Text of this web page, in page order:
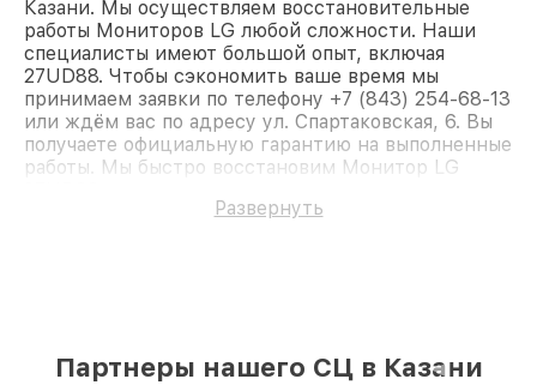
Казани. Мы осуществляем восстановительные
работы Мониторов LG любой сложности. Наши
специалисты имеют большой опыт, включая
27UD88. Чтобы сэкономить ваше время мы
принимаем заявки по телефону +7 (843) 254-68-13
или ждём вас по адресу ул. Спартаковская, 6. Вы
получаете официальную гарантию на выполненные
работы. Мы быстро восстановим Монитор LG
Развернуть
Партнеры нашего СЦ в Казани